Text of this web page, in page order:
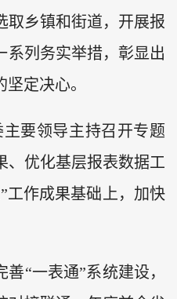
取乡镇和街道，开展报
列务实举措，彰显出
定决心。
要领导主持召开专题
、优化基层报表数据工
工作成果基础上，加快
“一表通”系统建设，